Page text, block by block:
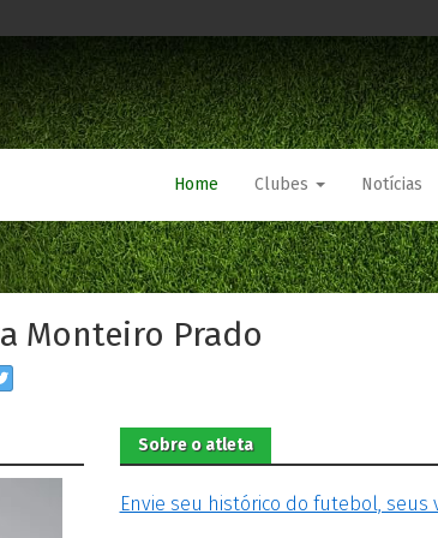
Home Clubes Notícias
Monteiro Prado
Sobre o atleta
Envie seu histórico do futebol, seus